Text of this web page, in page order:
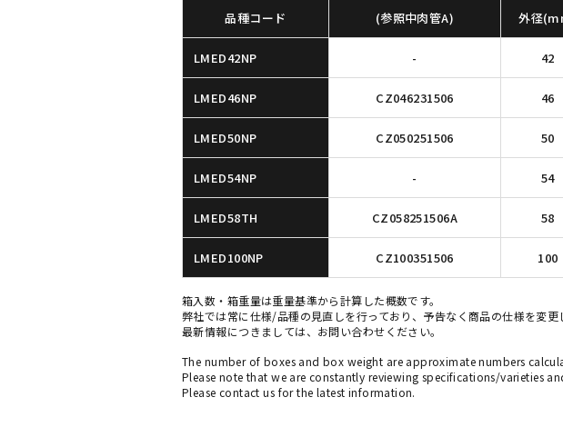
品種コード (参照中肉管A) 外径
LMED42NP - 42
LMED46NP CZ046231506 46
LMED50NP CZ050251506 50
LMED54NP - 54
LMED58TH CZ058251506A 58
LMED100NP CZ100351506 100
箱入数・箱重量は重量基準から計算した概数です。
弊社では常に仕様/品種の見直しを行っており、予告なく商品の仕様を変
最新情報につきましては、お問い合わせください。
The number of boxes and box weight are approximate numbers
Please note that we are constantly reviewing specifications/varieties
Please contact us for the latest information.